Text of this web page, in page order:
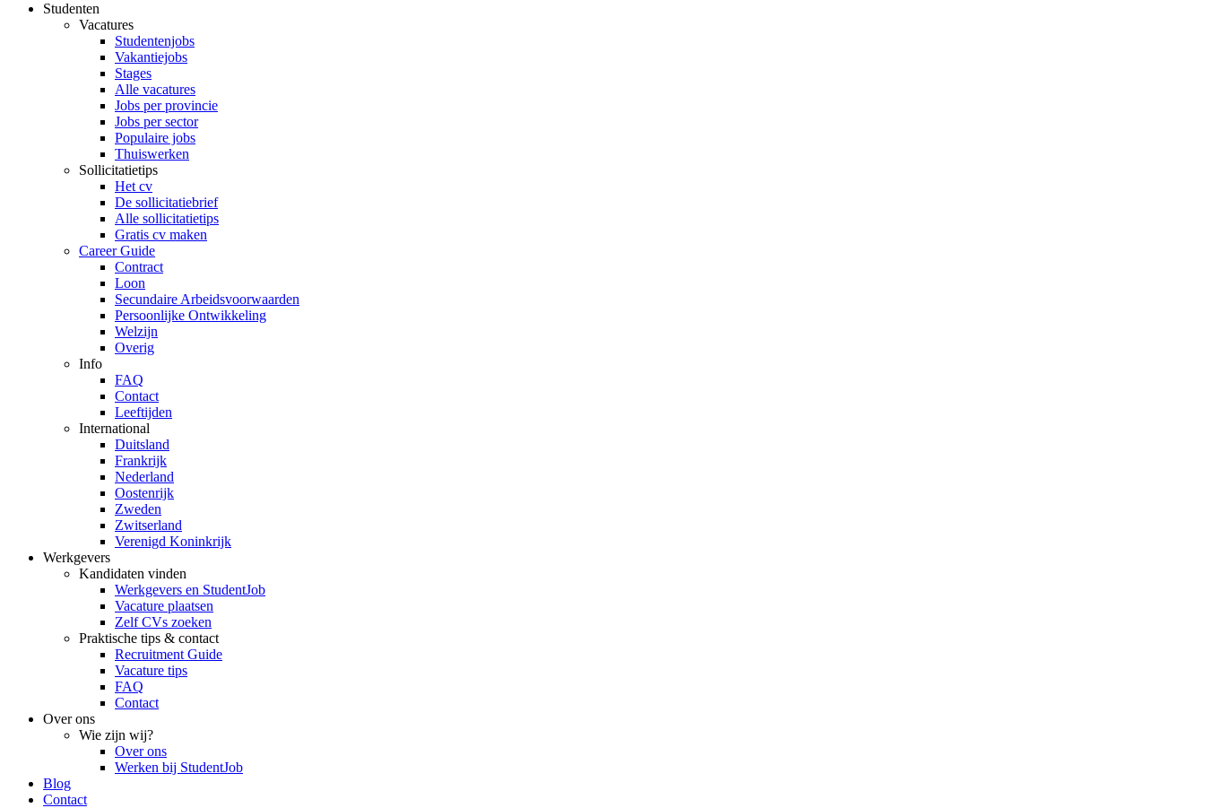
Studenten
Vacatures
Studentenjobs
Vakantiejobs
Stages
Alle vacatures
Jobs per provincie
Jobs per sector
Populaire jobs
Thuiswerken
Sollicitatietips
Het cv
De sollicitatiebrief
Alle sollicitatietips
Gratis cv maken
Career Guide
Contract
Loon
Secundaire Arbeidsvoorwaarden
Persoonlijke Ontwikkeling
Welzijn
Overig
Info
FAQ
Contact
Leeftijden
International
Duitsland
Frankrijk
Nederland
Oostenrijk
Zweden
Zwitserland
Verenigd Koninkrijk
Werkgevers
Kandidaten vinden
Werkgevers en StudentJob
Vacature plaatsen
Zelf CVs zoeken
Praktische tips & contact
Recruitment Guide
Vacature tips
FAQ
Contact
Over ons
Wie zijn wij?
Over ons
Werken bij StudentJob
Blog
Contact